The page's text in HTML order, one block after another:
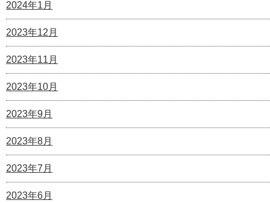
2024年1月
2023年12月
2023年11月
2023年10月
2023年9月
2023年8月
2023年7月
2023年6月